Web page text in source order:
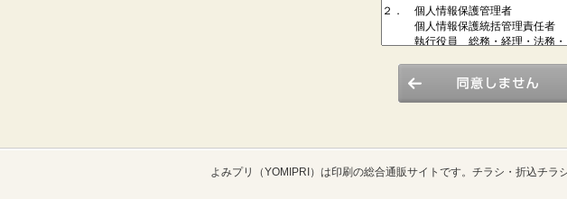
よみプリ（YOMIPRI）は印刷の総合通販サイトです。チラシ・折込チ